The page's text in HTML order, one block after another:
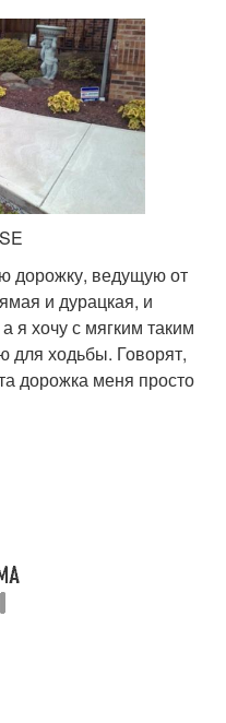
дорожку, ведущую от
и дурацкая, и
я хочу с мягким таким
для ходьбы. Говорят,
дорожка меня просто